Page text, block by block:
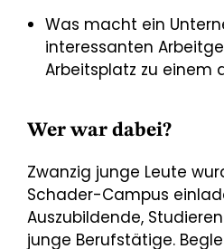
Was macht ein
interessanten
Arbeitsplatz zu einem
Wer war dabei?
Zwanzig junge Leute
Schader-Campus
Auszubildende,
junge Berufstätige.